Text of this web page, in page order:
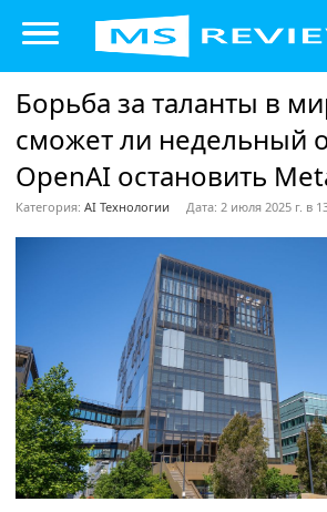
Борьба за таланты в
сможет ли недельный
OpenAI остановить
Категория: AI Технологии Дата: 2 июля 2025 г. в